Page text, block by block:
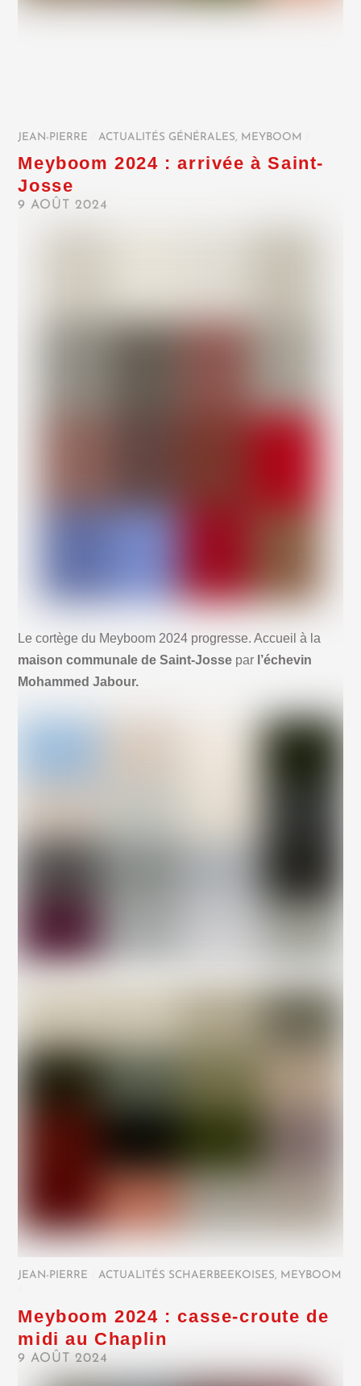
JEAN-PIERRE ACTUALITÉS GÉNÉRALES, MEYBOOM
Meyboom 2024 : arrivée à Saint-
Josse
9 AOÛT 2024
Le cortège du Meyboom 2024 progresse. Accueil à la
maison communale de Saint-Josse par l’échevin
Mohammed Jabour.
JEAN-PIERRE ACTUALITÉS SCHAERBEEKOISES, MEYBOOM
Meyboom 2024 : casse-croute de
midi au Chaplin
9 AOÛT 2024